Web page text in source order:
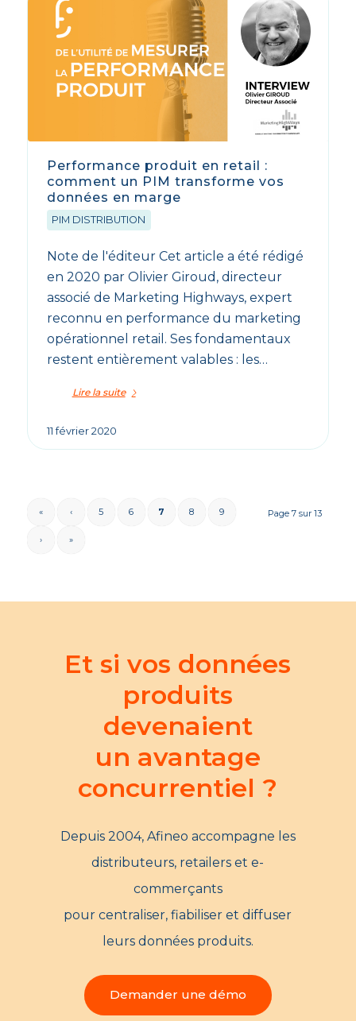
Performance produit en retail :
comment un PIM transforme vos
données en marge
PIM DISTRIBUTION
Note de l'éditeur Cet article a été rédigé
en 2020 par Olivier Giroud, directeur
associé de Marketing Highways, expert
reconnu en performance du marketing
opérationnel retail. Ses fondamentaux
restent entièrement valables : les…
Lire la suite
11 février 2020
Page 7 sur 13
« ‹ 5 6 7 8 9
› »
Et si vos données
produits
devenaient
un avantage
concurrentiel ?
Depuis 2004, Afineo accompagne les
distributeurs, retailers et e-
commerçants
pour centraliser, fiabiliser et diffuser
leurs données produits.
Demander une démo